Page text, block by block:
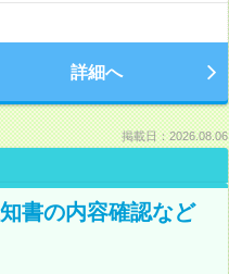
詳細へ
掲載日：2026.08.06
書の内容確認など